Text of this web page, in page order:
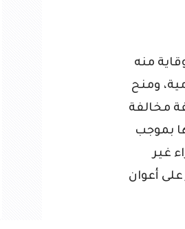
منه
ومنح
مخالفة
بموجب
غير
أعوان